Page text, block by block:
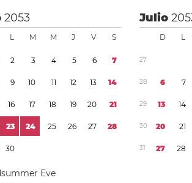
2053
L M M J V S
2 3 4 5 6 7
9 10 11 12 13 14
16 17 18 19 20 21
23 24 25 26 27 28
30
Eve
Julio
D L
27
28 6 7
29 13 14
30 20 21
31 27 28